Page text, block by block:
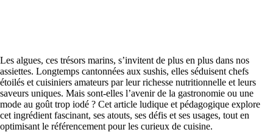
Les algues, ces trésors marins, s’invitent de plus en plus dans nos
assiettes. Longtemps cantonnées aux sushis, elles séduisent chefs
étoilés et cuisiniers amateurs par leur richesse nutritionnelle et leurs
saveurs uniques. Mais sont-elles l’avenir de la gastronomie ou une
mode au goût trop iodé ? Cet article ludique et pédagogique explore
cet ingrédient fascinant, ses atouts, ses défis et ses usages, tout en
optimisant le référencement pour les curieux de cuisine.